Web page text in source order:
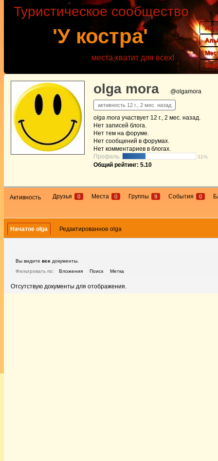
'У костра'
Туристическое сообщество
места хватит для всех!
olga mora @olgamora
активность 12 г., 2 мес. назад
olga mora участвует 12 г., 2 мес. назад.
Нет записей блога.
Нет тем на форуме.
Нет сообщений в форумах.
Нет комментариев в блогах.
Профиль:
31%
Общий рейтинг: 5.10
Активность Друзья 0 Места 0 Группы 9 События 0
Начатое olga Редактированное olga
Вы видите все документы.
Фильтровать по:
Вложения Поиск Метка
Отсутствую документы для отображения.